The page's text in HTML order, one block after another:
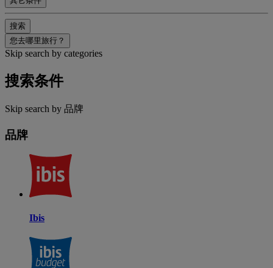
搜索
您去哪里旅行？
Skip search by categories
搜索条件
Skip search by 品牌
品牌
Ibis